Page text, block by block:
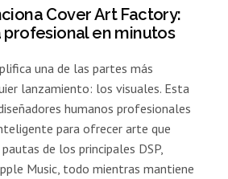
Cover Art Factory:
en minutos
una de las partes más
lanzamiento: los visuales. Esta
humanos profesionales
para ofrecer arte que
de los principales DSP,
Music, todo mientras mantiene